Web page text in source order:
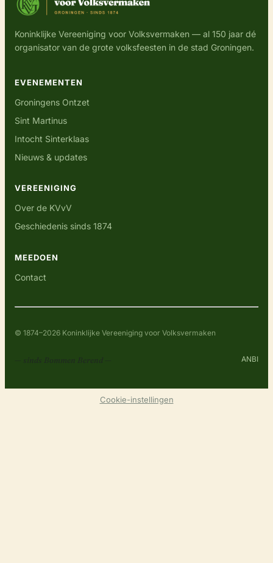
Koninklijke Vereeniging voor Volksvermaken — al 150 jaar dé
organisator van de grote volksfeesten in de stad Groningen.
EVENEMENTEN
Groningens Ontzet
Sint Martinus
Intocht Sinterklaas
Nieuws & updates
VEREENIGING
Over de KVvV
Geschiedenis sinds 1874
MEEDOEN
Contact
© 1874–2026 Koninklijke Vereeniging voor Volksvermaken
— sinds Bommen Berend — ANBI
Cookie-instellingen